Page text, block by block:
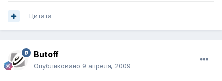
Цитата
Butoff
Опубликовано 9 апреля, 2009